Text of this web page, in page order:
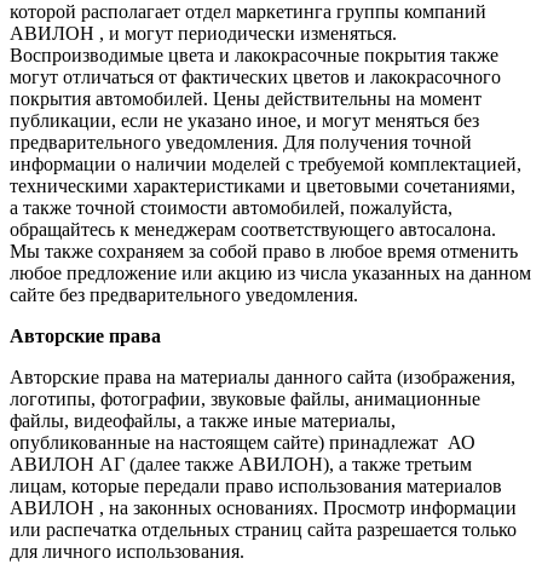
которой располагает отдел маркетинга группы компаний
АВИЛОН , и могут периодически изменяться.
Воспроизводимые цвета и лакокрасочные покрытия также
могут отличаться от фактических цветов и лакокрасочного
покрытия автомобилей. Цены действительны на момент
публикации, если не указано иное, и могут меняться без
предварительного уведомления. Для получения точной
информации о наличии моделей с требуемой комплектацией,
техническими характеристиками и цветовыми сочетаниями,
а также точной стоимости автомобилей, пожалуйста,
обращайтесь к менеджерам соответствующего автосалона.
Мы также сохраняем за собой право в любое время отменить
любое предложение или акцию из числа указанных на данном
сайте без предварительного уведомления.
Авторские права
Авторские права на материалы данного сайта (изображения,
логотипы, фотографии, звуковые файлы, анимационные
файлы, видеофайлы, а также иные материалы,
опубликованные на настоящем сайте) принадлежат АО
АВИЛОН АГ (далее также АВИЛОН), а также третьим
лицам, которые передали право использования материалов
АВИЛОН , на законных основаниях. Просмотр информации
или распечатка отдельных страниц сайта разрешается только
для личного использования.